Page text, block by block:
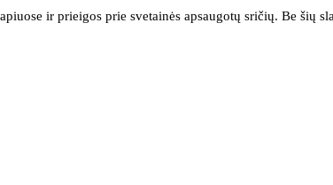
ir prieigos prie svetainės apsaugotų sričių. Be šių